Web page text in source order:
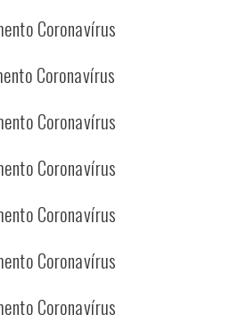
Coronavírus
Coronavírus
Coronavírus
Coronavírus
Coronavírus
Coronavírus
Coronavírus